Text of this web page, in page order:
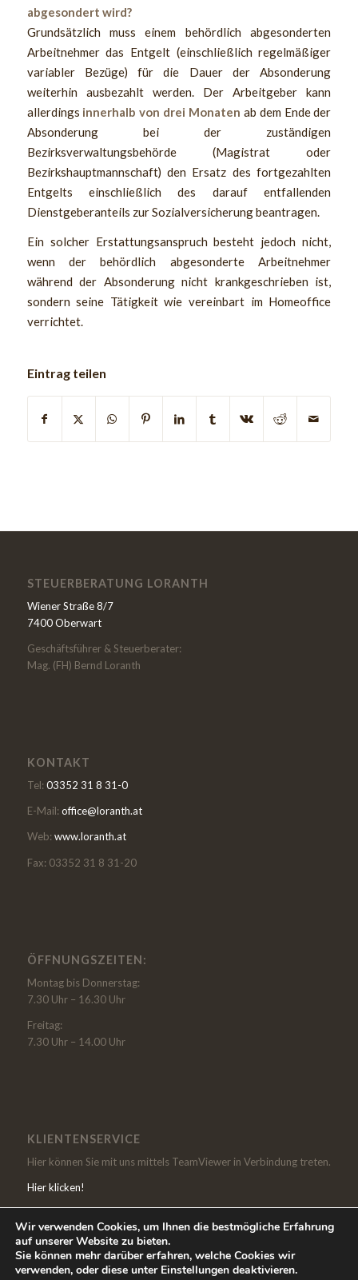
abgesondert wird?
Grundsätzlich muss einem behördlich abgesonderten
Arbeitnehmer das Entgelt (einschließlich regelmäßiger
variabler Bezüge) für die Dauer der Absonderung
weiterhin ausbezahlt werden. Der Arbeitgeber kann
allerdings innerhalb von drei Monaten ab dem Ende der
Absonderung bei der zuständigen
Bezirksverwaltungsbehörde (Magistrat oder
Bezirkshauptmannschaft) den Ersatz des fortgezahlten
Entgelts einschließlich des darauf entfallenden
Dienstgeberanteils zur Sozialversicherung beantragen.
Ein solcher Erstattungsanspruch besteht jedoch nicht,
wenn der behördlich abgesonderte Arbeitnehmer
während der Absonderung nicht krankgeschrieben ist,
sondern seine Tätigkeit wie vereinbart im Homeoffice
verrichtet.
Eintrag teilen
STEUERBERATUNG LORANTH
Wiener Straße 8/7
7400 Oberwart
Geschäftsführer & Steuerberater:
Mag. (FH) Bernd Loranth
KONTAKT
Tel: 03352 31 8 31-0
E-Mail: office@loranth.at
Web: www.loranth.at
Fax: 03352 31 8 31-20
ÖFFNUNGSZEITEN:
Montag bis Donnerstag:
7.30 Uhr – 16.30 Uhr
Freitag:
7.30 Uhr – 14.00 Uhr
KLIENTENSERVICE
Hier können Sie mit uns mittels TeamViewer in Verbindung treten.
Hier klicken!
Wir verwenden Cookies, um Ihnen die bestmögliche Erfahrung
auf unserer Website zu bieten.
Sie können mehr darüber erfahren, welche Cookies wir
verwenden, oder diese unter Einstellungen deaktivieren.